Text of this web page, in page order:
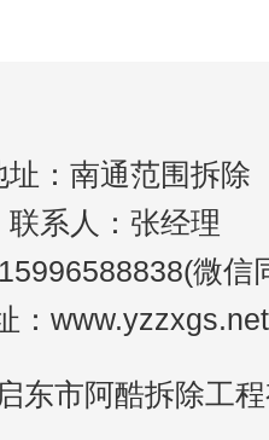
址：南通范围拆除
联系人：张经理
微信
：www.yzzxgs.net
东市阿酷拆除工